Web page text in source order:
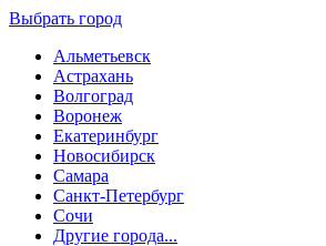
Выбрать город
Альметьевск
Астрахань
Волгоград
Воронеж
Екатеринбург
Новосибирск
Самара
Санкт-Петербург
Сочи
Другие города...